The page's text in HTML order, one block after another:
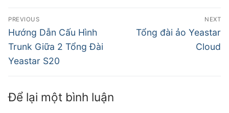
PREVIOUS
Hướng Dẫn Cấu Hình
Trunk Giữa 2 Tổng Đài
Yeastar S20
NEXT
Tổng đài ảo Yeastar
Cloud
Để lại một bình luận